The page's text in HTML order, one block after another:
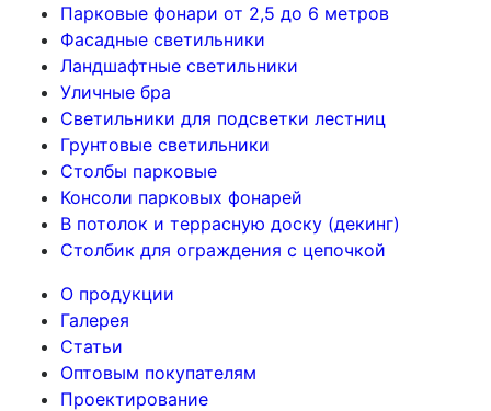
Парковые фонари от 2,5 до 6 метров
Фасадные светильники
Ландшафтные светильники
Уличные бра
Светильники для подсветки лестниц
Грунтовые светильники
Столбы парковые
Консоли парковых фонарей
В потолок и террасную доску (декинг)
Столбик для ограждения с цепочкой
О продукции
Галерея
Статьи
Оптовым покупателям
Проектирование